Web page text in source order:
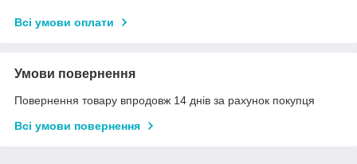
Всі умови оплати
Умови повернення
Повернення товару впродовж 14 днів за рахунок покупця
Всі умови повернення